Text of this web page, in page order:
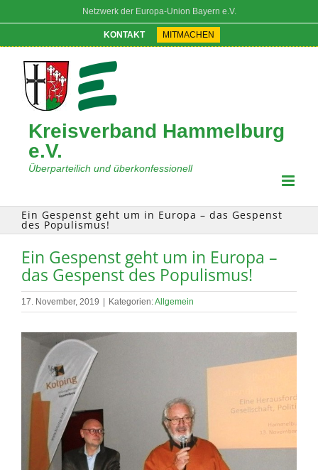
Netzwerk der Europa-Union Bayern e.V.
KONTAKT MITMACHEN
Kreisverband Hammelburg
e.V.
Überparteilich und überkonfessionell
Ein Gespenst geht um in Europa – das Gespenst
des Populismus!
Ein Gespenst geht um in Europa –
das Gespenst des Populismus!
17. November, 2019 Kategorien:Allgemein